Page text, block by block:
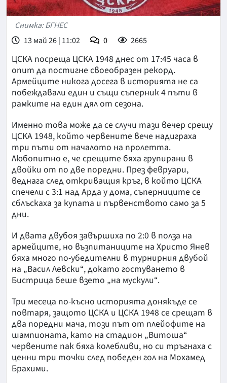
Снимка: БГНЕС
13 май 26 | 11:02
0 2665
ЦСКА посреща ЦСКА 1948 днес от 17:45 часа в
опит да постигне своеобразен рекорд.
Армейците никога досега в историята не са
побеждавали един и същи съперник 4 пъти в
рамките на един дял от сезона.
Именно това може да се случи тази вечер срещу
ЦСКА 1948, който червените вече надиграха
три пъти от началото на пролетта.
Любопитно е, че срещите бяха групирани в
двойки от по две поредни. През февруари,
веднага след откриващия кръг, в който ЦСКА
спечели с 3:1 над Арда у дома, съперниците се
сблъскаха за купата и първенството само за 5
дни.
И двата двубоя завършиха по 2:0 в полза на
армейците, но възпитаниците на Христо Янев
бяха много по-убедителни в турнирния двубой
на „Васил Левски“, докато гостуването в
Бистрица беше взето „на мускули“.
Три месеца по-късно историята донякъде се
повтаря, защото ЦСКА и ЦСКА 1948 се срещат в
два поредни мача, този път от плейофите на
шампионата, като на стадион „Витоша“
червените пак бяха колебливи, но си тръгнаха с
ценни три точки след победен гол на Мохамед
Брахими.